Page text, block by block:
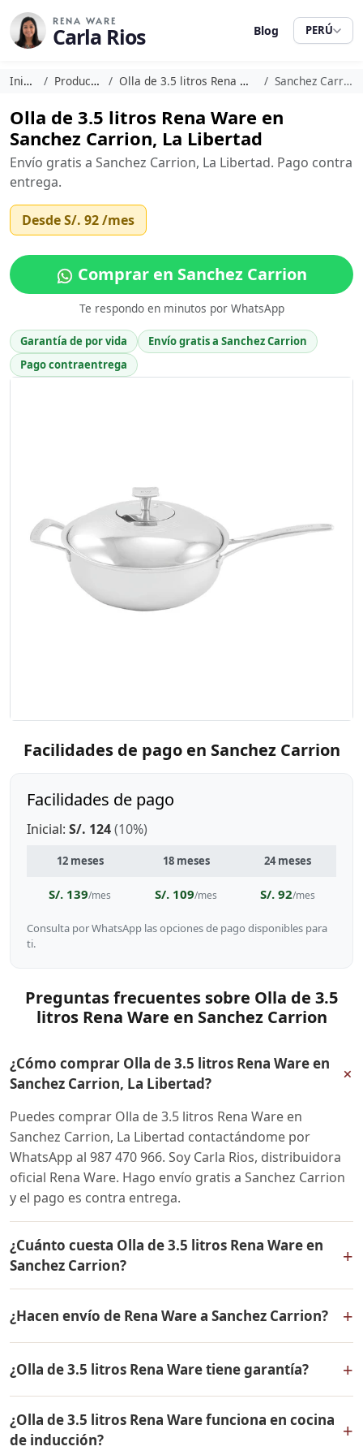
RENA WARE
Carla Rios Blog PERÚ
Inicio Productos Olla de 3.5 litros Rena Ware Sanchez Carrion
Olla de 3.5 litros Rena Ware en
Sanchez Carrion, La Libertad
Envío gratis a Sanchez Carrion, La Libertad. Pago contra
entrega.
DesdeS/. 92/mes
Comprar en Sanchez Carrion
Te respondo en minutos por WhatsApp
Garantía de por vida
Envío gratis a Sanchez Carrion
Pago contraentrega
Facilidades de pago en Sanchez Carrion
Facilidades de pago
Inicial: S/. 124(10%)
12 meses 18 meses 24 meses
S/. 139/mes S/. 109/mes S/. 92/mes
Consulta por WhatsApp las opciones de pago disponibles para
ti.
Preguntas frecuentes sobre Olla de 3.5
litros Rena Ware en Sanchez Carrion
¿Cómo comprar Olla de 3.5 litros Rena Ware en
Sanchez Carrion, La Libertad?
+
Puedes comprar Olla de 3.5 litros Rena Ware en
Sanchez Carrion, La Libertad contactándome por
WhatsApp al 987 470 966. Soy Carla Rios, distribuidora
oficial Rena Ware. Hago envío gratis a Sanchez Carrion
y el pago es contra entrega.
¿Cuánto cuesta Olla de 3.5 litros Rena Ware en
Sanchez Carrion?
+
todo el Perú. Contáctame por WhatsApp para conocer
el precio actual, promociones disponibles y facilidades
de pago en cuotas desde el 10% de inicial.
¿Hacen envío de Rena Ware a Sanchez Carrion? +
a Sanchez Carrion, La Libertad y a todo el Perú. El pago
es contra entrega.
¿Olla de 3.5 litros Rena Ware tiene garantía? +
vida contra defectos de fabricación. Todos los
productos Rena Ware están fabricados en acero
¿Olla de 3.5 litros Rena Ware funciona en cocina
de inducción?
+